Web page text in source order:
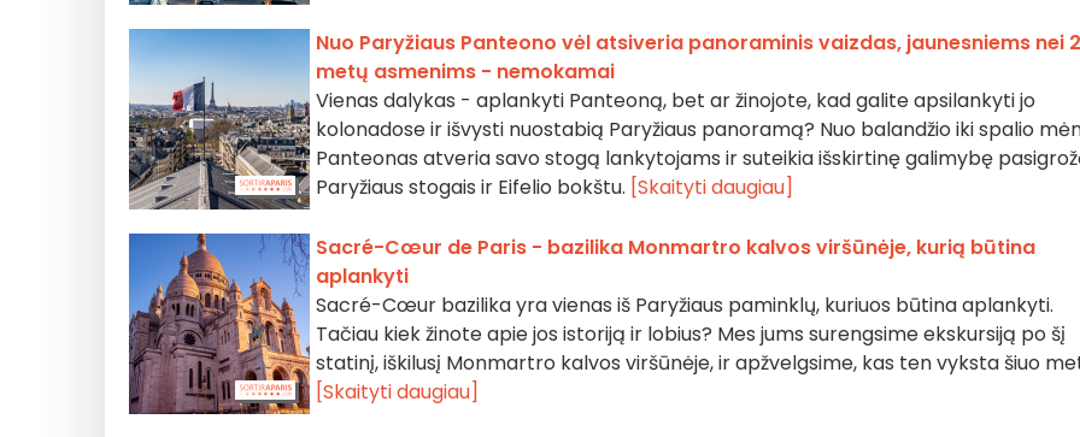
Nuo Paryžiaus Panteono vėl atsiveria panoraminis vaizdas, jaunesniems nei
metų asmenims - nemokamai
Vienas dalykas - aplankyti Panteoną, bet ar žinojote, kad galite apsilankyti jo
kolonadose ir išvysti nuostabią Paryžiaus panoramą? Nuo balandžio iki spalio
Panteonas atveria savo stogą lankytojams ir suteikia išskirtinę galimybę
Paryžiaus stogais ir Eifelio bokštu. [Skaityti daugiau]
Sacré-Cœur de Paris - bazilika Monmartro kalvos viršūnėje, kurią būtina
aplankyti
Sacré-Cœur bazilika yra vienas iš Paryžiaus paminklų, kuriuos būtina aplankyti.
Tačiau kiek žinote apie jos istoriją ir lobius? Mes jums surengsime ekskursiją po šį
statinį, iškilusį Monmartro kalvos viršūnėje, ir apžvelgsime, kas ten vyksta šiuo
[Skaityti daugiau]